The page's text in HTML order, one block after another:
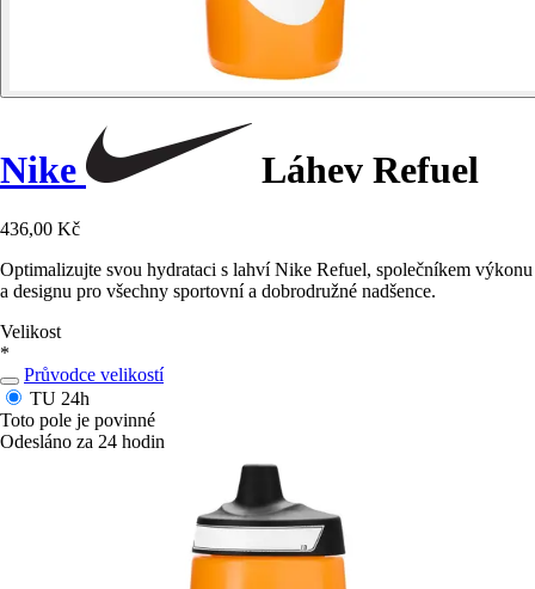
Nike Láhev Refuel
436,00 Kč
Optimalizujte svou hydrataci s lahví Nike Refuel, společníkem výkonu
a designu pro všechny sportovní a dobrodružné nadšence.
Velikost
*
Průvodce velikostí
TU 24h
Toto pole je povinné
Odesláno za 24 hodin